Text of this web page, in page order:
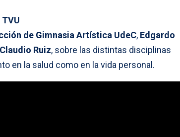
TVU
de Gimnasia Artística UdeC, Edgardo
Claudio Ruiz, sobre las distintas disciplinas
en la salud como en la vida personal.